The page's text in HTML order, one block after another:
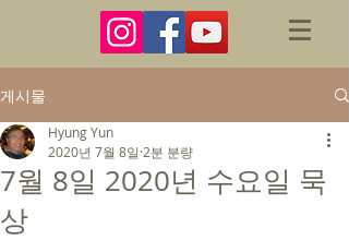
게시물
7월 8일 2020년 수요일 묵
상
Hyung Yun
2020년 7월 8일 2분 분량